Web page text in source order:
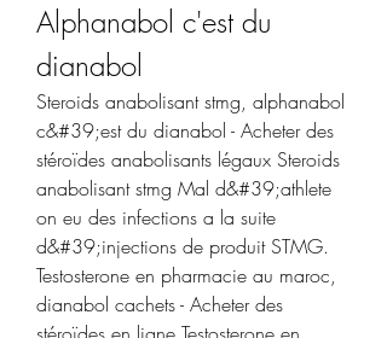
Alphanabol c'est du
dianabol
Steroids anabolisant stmg, alphanabol
c&#39;est du dianabol - Acheter des
stéroïdes anabolisants légaux Steroids
anabolisant stmg Mal d&#39;athlete
on eu des infections a la suite
d&#39;injections de produit STMG.
Testosterone en pharmacie au maroc,
dianabol cachets - Acheter des